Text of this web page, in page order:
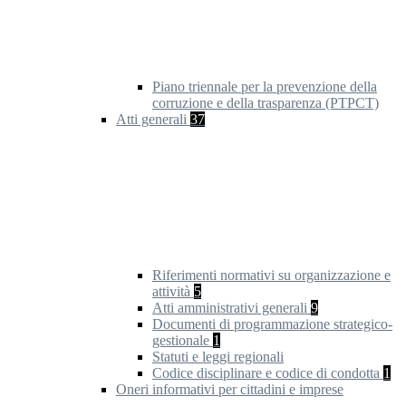
Piano triennale per la prevenzione della
corruzione e della trasparenza (PTPCT)
Atti generali 37
Riferimenti normativi su organizzazione e
attività 5
Atti amministrativi generali 9
Documenti di programmazione strategico-
gestionale 1
Statuti e leggi regionali
Codice disciplinare e codice di condotta 1
Oneri informativi per cittadini e imprese